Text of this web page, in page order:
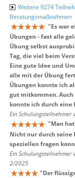
Weitere 9274
Beratungsmaßnahmen
"Es war
Übungen - fast alle
Übung selbst
Tag, die viel beim
Eine gute Idee und
alle mit der Übung
Übungen konnte ich
gut mitkommen.
konnte ich durch eine
Ein Schulungsteilnehmer
"Man
Nicht nur durch seine
speziellen fragen
Ein Schulungsteilnehmer
2/2025
"Der